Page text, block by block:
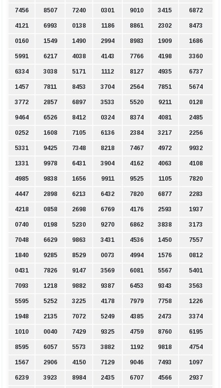
7456 8507 7240 0301 9010 3415 6872
4121 6993 0138 1186 8861 2302 8473
0160 1549 1490 2994 8983 1909 1686
5991 6217 4038 4143 7766 4198 3360
6334 3038 5171 1112 8127 4935 6737
1457 7811 8453 3704 2564 7851 5674
3772 2857 6897 3533 5520 9211 0128
9464 6526 8412 0324 8374 4081 2485
0252 1608 7105 6136 2384 3217 2256
5331 9425 7348 8218 7467 4972 9932
1331 9978 6431 3904 4162 4063 4108
4985 9838 1656 9911 9525 1105 7820
4447 2898 6213 6432 7820 6877 2283
4218 0858 2698 6769 4176 2593 1937
0740 0198 5230 9270 6862 3838 3173
7048 6629 9863 3431 4536 1450 7557
1840 9285 8529 0073 4994 1576 0812
0431 7826 9147 3569 6081 5567 5401
7093 1218 9882 9387 6453 9343 3563
5595 5252 3225 4178 7979 7758 1226
1948 2135 7072 5249 4385 2473 3374
1010 0040 7429 9325 4759 8760 6195
8595 6057 5573 3882 1192 9818 4754
1567 2906 4150 7129 9046 7493 1097
6239 3923 8984 2435 6707 4566 2937